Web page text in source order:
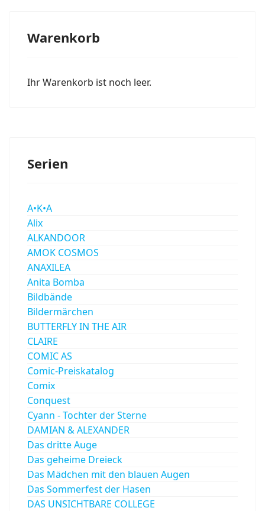
Warenkorb
Ihr Warenkorb ist noch leer.
Serien
A•K•A
Alix
ALKANDOOR
AMOK COSMOS
ANAXILEA
Anita Bomba
Bildbände
Bildermärchen
BUTTERFLY IN THE AIR
CLAIRE
COMIC AS
Comic-Preiskatalog
Comix
Conquest
Cyann - Tochter der Sterne
DAMIAN & ALEXANDER
Das dritte Auge
Das geheime Dreieck
Das Mädchen mit den blauen Augen
Das Sommerfest der Hasen
DAS UNSICHTBARE COLLEGE